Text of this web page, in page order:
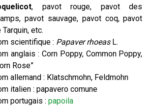
, pavot rouge, pavot des
pavot sauvage, pavot coq, pavot
Tarquin, etc.
scientifique : Papaver rhoeasL.
anglais : Corn Poppy, Common Poppy,
Rose”
allemand : Klatschmohn, Feldmohn
italien : papavero comune
portugais :papoila